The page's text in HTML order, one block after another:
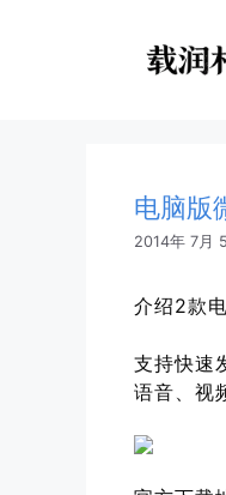
电脑版
2014年 7月
介绍2款
支持快速
语音、视